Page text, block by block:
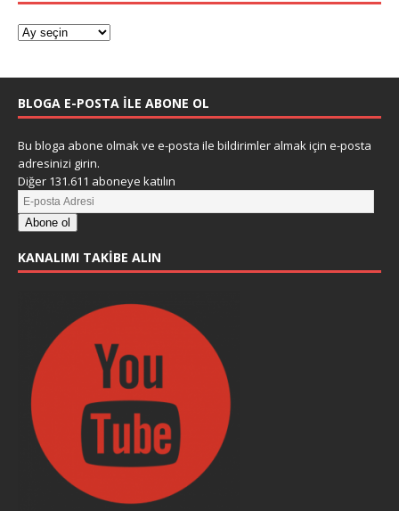
BLOGA E-POSTA ILE ABONE OL
Bu bloga abone olmak ve e-posta ile bildirimler almak için e-posta
adresinizi girin.
Diğer 131.611 aboneye katılın
Abone ol
KANALIMI TAKIBE ALIN